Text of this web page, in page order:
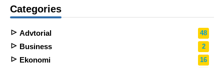
Categories
Advtorial 48
Business 2
Ekonomi 16